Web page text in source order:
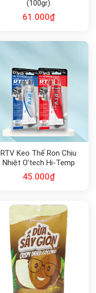
(100gr)
61.000₫
RTV Keo Thế Ron Chịu
Nhiệt O’tech Hi-Temp
Silicone Gasket Maker
45.000₫